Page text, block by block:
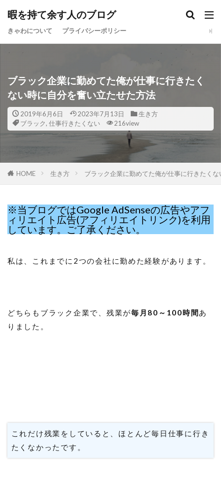
暇を持て余す人のブログ
きゃわについて プライバシーポリシー
ブラック企業に勤めてた俺が仕事に行きたく
ない時に自分を奮い立たせた方法
2019年6月6日 2023年7月13日
生き方
ブラック, 仕事行きたくない 216view
HOME 生き方 ブラック企業に勤めてた俺が仕事に行きたく
※当ブログではGoogle AdSenseの広告やアフ
ィリエイト広告(アフィリエイトリンク)を利用
しています。ご了承ください。
私は、これまでに2つの会社に勤めた経験があります。
どちらもブラック企業で、残業が毎月80～100時間あ
りました。
これだけ残業をしていると、ほとんど毎日仕事に行き
たくなかったです。